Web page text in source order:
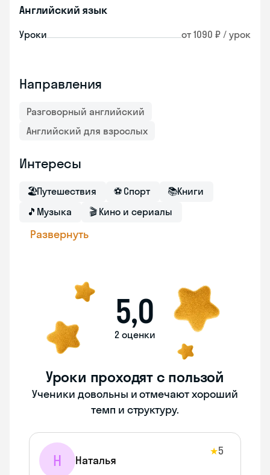
Английский язык
Уроки от 1090 ₽ / урок
Направления
Разговорный английский
Английский для взрослых
Интересы
🏖Путешествия ⚽ Спорт 📚Книги
🎵 Музыка 🎬 Кино и сериалы
Развернуть
5,0
2 оценки
Уроки проходят с пользой
Ученики довольны и отмечают хороший
темп и структуру.
Н Наталья
★5